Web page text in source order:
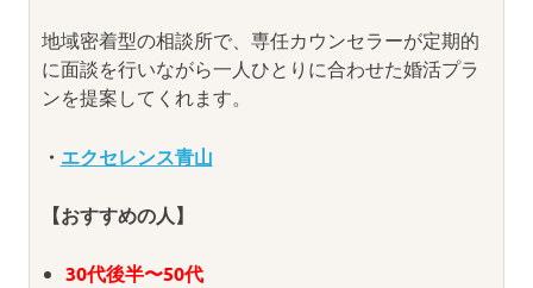
地域密着型の相談所で、専任カウンセラーが定期的
に面談を行いながら一人ひとりに合わせた婚活プラ
ンを提案してくれます。
・ エクセレンス青山
【おすすめの人】
30代後半〜50代